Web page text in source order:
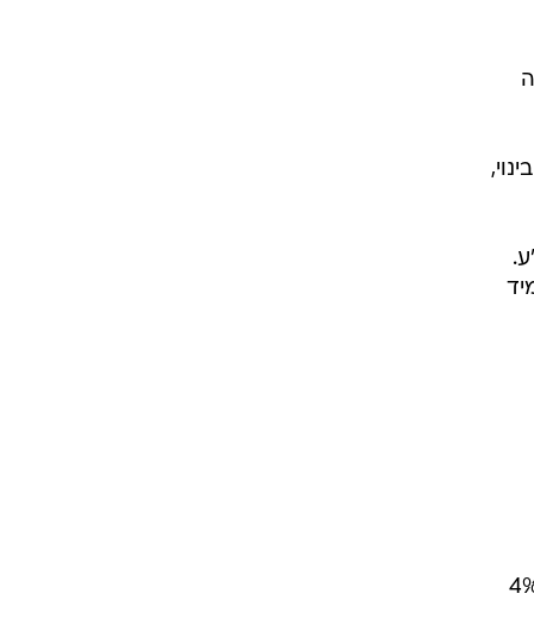
בתמ"א 38 ובפינוי בינוי,
שנמצאים בשלבים מתקדמים, לעומת שנה שעברה, גידול של כ-4%